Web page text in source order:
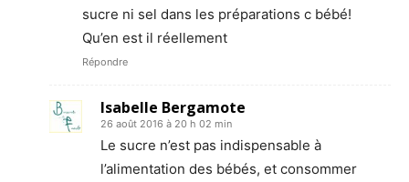
sucre ni sel dans les préparations c bébé!
Qu’en est il réellement
Répondre
Isabelle Bergamote
26 août 2016 à 20 h 02 min
Le sucre n’est pas indispensable à
l’alimentation des bébés, et consommer